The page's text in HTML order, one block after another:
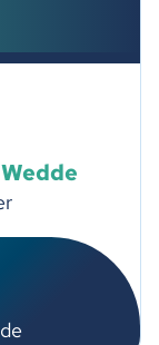
Wedde
d